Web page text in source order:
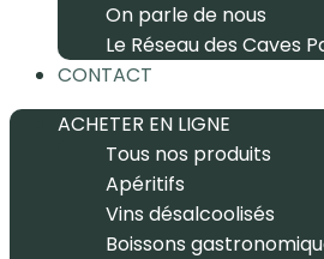
On parle de nous
Le Réseau des Caves
CONTACT
ACHETER EN LIGNE
Tous nos produits
Apéritifs
Vins désalcoolisés
Boissons